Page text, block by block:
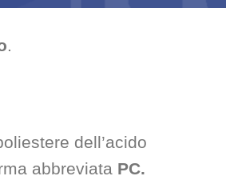
.
dell’acido
abbreviata PC.